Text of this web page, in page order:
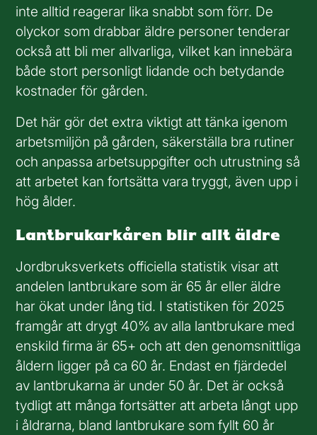
inte alltid reagerar lika snabbt som förr. De
olyckor som drabbar äldre personer tenderar
också att bli mer allvarliga, vilket kan innebära
både stort personligt lidande och betydande
kostnader för gården.
Det här gör det extra viktigt att tänka igenom
arbetsmiljön på gården, säkerställa bra rutiner
och anpassa arbetsuppgifter och utrustning så
att arbetet kan fortsätta vara tryggt, även upp i
hög ålder.
Lantbrukarkåren blir allt äldre
Jordbruksverkets officiella statistik visar att
andelen lantbrukare som är 65 år eller äldre
har ökat under lång tid. I statistiken för 2025
framgår att drygt 40% av alla lantbrukare med
enskild firma är 65+ och att den genomsnittliga
åldern ligger på ca 60 år. Endast en fjärdedel
av lantbrukarna är under 50 år. Det är också
tydligt att många fortsätter att arbeta långt upp
i åldrarna, bland lantbrukare som fyllt 60 år